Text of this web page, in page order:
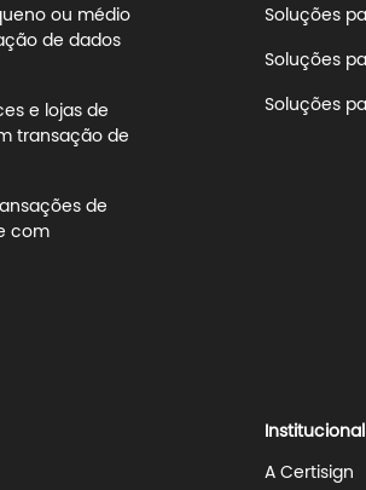
ou médio
de dados
e lojas de
transação de
de
com
Soluções
Soluções
Soluções
Institucional
A Certisign